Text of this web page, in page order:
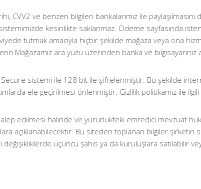
CVV2 ve benzeri bilgileri bankalarımız ile paylaşılmasını
kesinlikte saklanmaz. Ödeme sayfasında
tutmak amacıyla hiçbir şekilde mağaza veya ona
Mağazamız ara yüzü üzerinden banka ve bilgisayarınız
sistemi ile 128 bit ile şifrelenmiştir. Bu şekilde
ele geçirilmesi önlenmiştir. Gizlilik politikamız ile
edilmesi halinde ve yürürlükteki emredici mevzuat
açıklanabilecektir. Bu siteden toplanan bilgiler şirketin
değişikliklerde üçüncü şahıs ya da kuruluşlara satılabilir